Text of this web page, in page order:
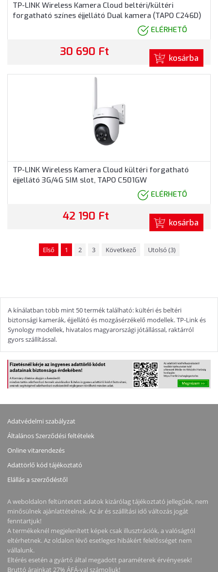
TP-LINK Wireless Kamera Cloud beltéri/kültéri
forgatható színes éjjellátó Dual kamera (TAPO C246D)
ELÉRHETŐ
30 690 Ft kosárba
TP-LINK Wireless Kamera Cloud kültéri forgatható
éjjellátó 3G/4G SIM slot, TAPO C501GW
ELÉRHETŐ
42 190 Ft kosárba
Első 1 2 3 Következő Utolsó (3)
A kínálatban több mint 50 termék található: kültéri és beltéri
biztonsági kamerák, éjjellátó és mozgásérzékelő modellek. TP-Link és
Synology modellek, hivatalos magyarországi jótállással, raktárról
gyors szállítással.
Adatvédelmi szabályzat
Általános Szerződési feltételek
Online vitarendezés
Adattörlő kód tájékoztató
Elállás a szerződéstől
A weboldalon feltüntetett adatok kizárólag tájékoztató jellegűek, nem
minősülnek ajánlattételnek. Az ár és szállítási idő változás jogát
fenntartjuk!
A termékeknél megjelenített képek csak illusztrációk, a valóságtól
eltérhetnek. Az oldalon lévő esetleges hibákért felelősséget nem
vállalunk.
Eltérés esetén a gyártó által megadott paraméterek érvényesek!
Bruttó árainkat 27% ÁFÁ-val számoljuk!